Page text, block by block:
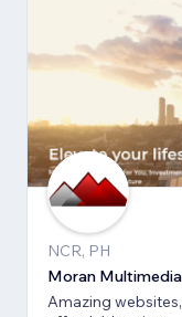
NCR, PH
Moran Multimedia
Amazing